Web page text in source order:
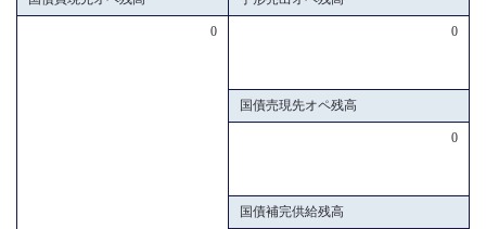
0 0
国債売現先オペ残高
0
国債補完供給残高